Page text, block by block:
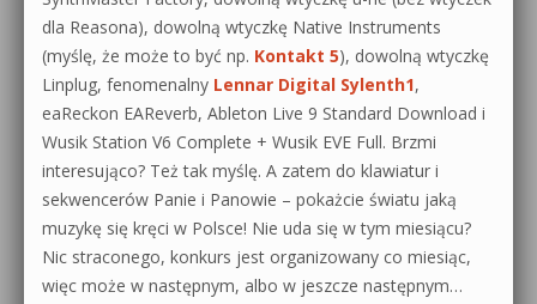
dla Reasona), dowolną wtyczkę Native Instruments
(myślę, że może to być np. Kontakt 5), dowolną wtyczkę
Linplug, fenomenalny Lennar Digital Sylenth1,
eaReckon EAReverb, Ableton Live 9 Standard Download i
Wusik Station V6 Complete + Wusik EVE Full. Brzmi
interesująco? Też tak myślę. A zatem do klawiatur i
sekwencerów Panie i Panowie – pokażcie światu jaką
muzykę się kręci w Polsce! Nie uda się w tym miesiącu?
Nic straconego, konkurs jest organizowany co miesiąc,
więc może w następnym, albo w jeszcze następnym…